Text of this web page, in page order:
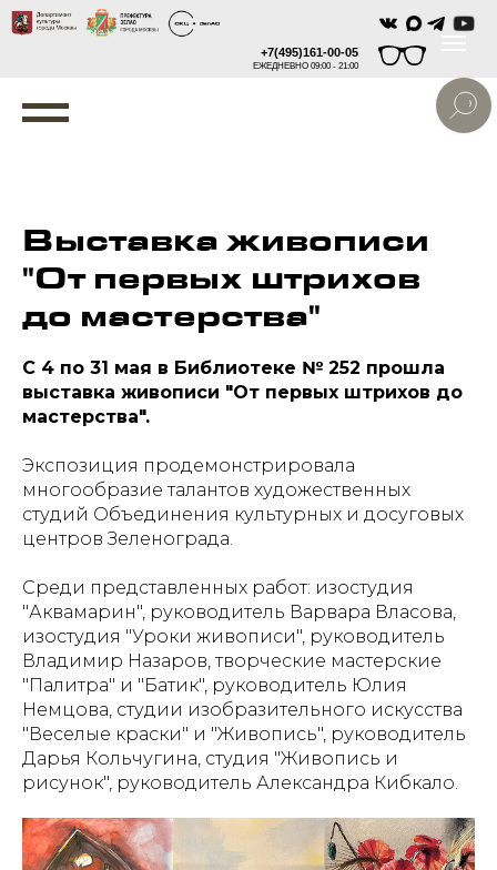
+7(495)161-00-05
ЕЖЕДНЕВНО 09:00 - 21:00
Выставка живописи
"От первых штрихов
до мастерства"
С 4 по 31 мая в Библиотеке № 252 прошла
выставка живописи "От первых штрихов до
мастерства".
Экспозиция продемонстрировала
многообразие талантов художественных
студий Объединения культурных и досуговых
центров Зеленограда.
Среди представленных работ: изостудия
"Аквамарин", руководитель Варвара Власова,
изостудия "Уроки живописи", руководитель
Владимир Назаров, творческие мастерские
"Палитра" и "Батик", руководитель Юлия
Немцова, студии изобразительного искусства
"Веселые краски" и "Живопись", руководитель
Дарья Кольчугина, студия "Живопись и
рисунок", руководитель Александра Кибкало.